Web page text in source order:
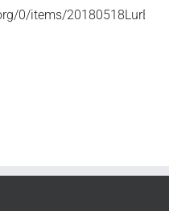
0/items/